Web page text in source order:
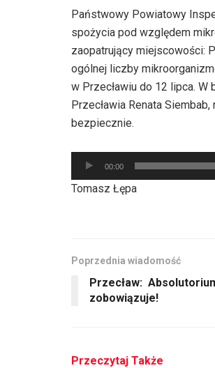
Państwowy Powiatowy
spożycia pod względem
zaopatrujący miejscowości:
ogólnej liczby
w Przecławiu do 12 lipca.
Przecławia Renata
bezpiecznie.
Odtwarzacz
plików
dźwiękowych
00:00
Tomasz Łępa
Poprzednia wiadomość
Przecław:
zobowiązuje!
Przeczytaj Także